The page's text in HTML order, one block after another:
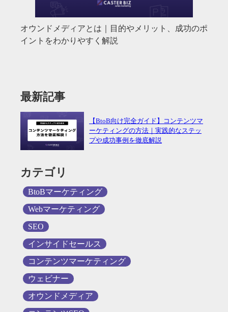
オウンドメディアとは｜目的やメリット、成功のポ
イントをわかりやすく解説
最新記事
【BtoB向け完全ガイド】コンテンツマ
ーケティングの方法｜実践的なステッ
プや成功事例を徹底解説
カテゴリ
BtoBマーケティング
Webマーケティング
SEO
インサイドセールス
コンテンツマーケティング
ウェビナー
オウンドメディア